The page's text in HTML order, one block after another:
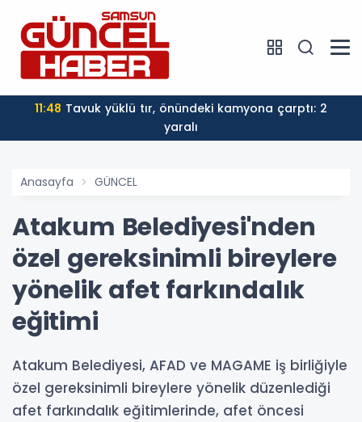
11:48
yaralı
Anasayfa GÜNCEL
Atakum Belediyesi'nden
özel gereksinimli bireylere
yönelik afet farkındalık
eğitimi
Atakum Belediyesi, AFAD ve MAGAME iş birliğiyle
özel gereksinimli bireylere yönelik düzenlediği
afet farkındalık eğitimlerinde, afet öncesi